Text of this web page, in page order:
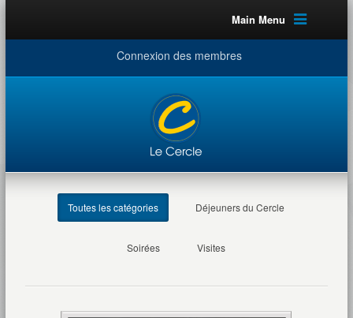
Main Menu
Connexion des membres
Toutes les catégories Déjeuners du Cercle
Soirées Visites